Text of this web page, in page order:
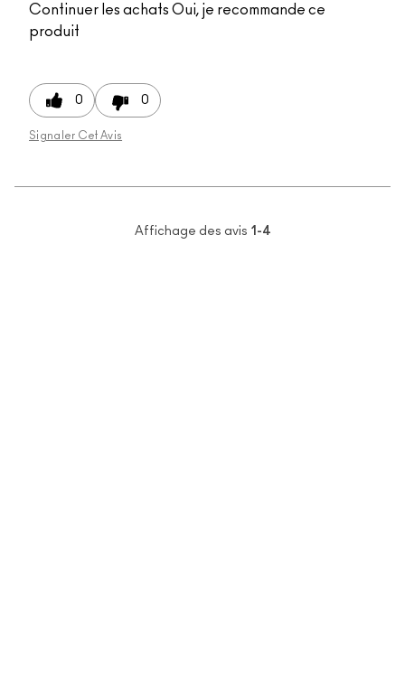
Continuer les achats Oui, je recommande ce
produit
0 0
Signaler Cet Avis
Affichage des avis 1-4